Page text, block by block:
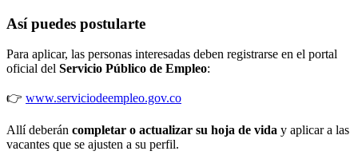
Así puedes postularte
Para aplicar, las personas interesadas deben registrarse en el portal
oficial del Servicio Público de Empleo:
👉 www.serviciodeempleo.gov.co
Allí deberán completar o actualizar su hoja de vida y aplicar a las
vacantes que se ajusten a su perfil.